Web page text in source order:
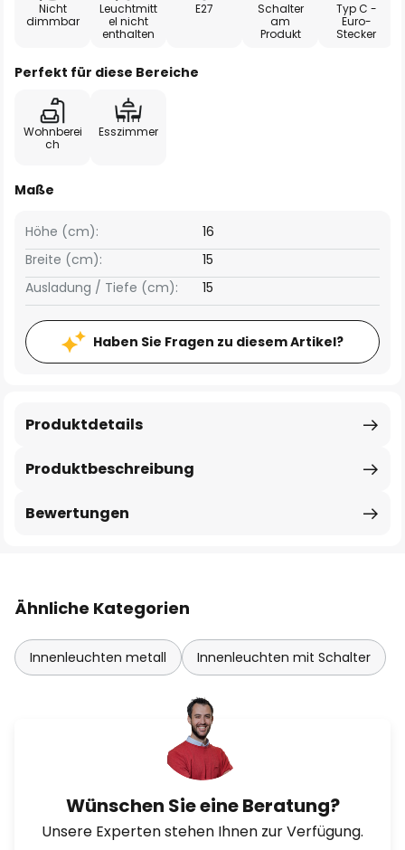
Nicht
dimmbar
Leuchtmitt
el nicht
enthalten
E27
Schalter
am
Produkt
Typ C -
Euro-
Stecker
Perfekt für diese Bereiche
Wohnberei
ch
Esszimmer
Maße
Breite (cm): 15
Höhe (cm): 16
Ausladung / Tiefe (cm): 15
Haben Sie Fragen zu diesem Artikel?
Produktbeschreibung
Produktdetails
Bewertungen
Ähnliche Kategorien
Innenleuchten metall Innenleuchten mit Schalter
Wünschen Sie eine Beratung?
Unsere Experten stehen Ihnen zur Verfügung.